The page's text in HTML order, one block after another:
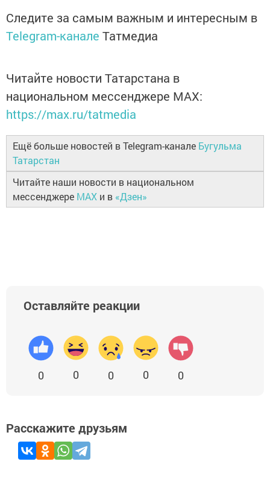
Следите за самым важным и интересным в
Telegram-канале Татмедиа
Читайте новости Татарстана в
национальном мессенджере MАХ:
https://max.ru/tatmedia
Ещё больше новостей в Telegram-канале Бугульма
Татарстан
Читайте наши новости в национальном
мессенджере MAX и в «Дзен»
Оставляйте реакции
0 0 0 0 0
Расскажите друзьям